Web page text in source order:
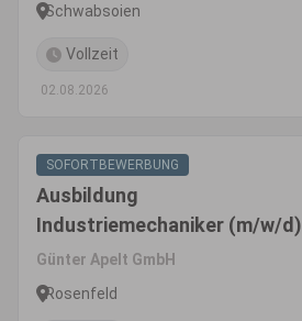
Schwabsoien
Vollzeit
02.08.2026
SOFORTBEWERBUNG
Ausbildung
Industriemechaniker (m/w/d)
Günter Apelt GmbH
Rosenfeld